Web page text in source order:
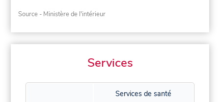
Source - Ministère de l'intérieur
Services
Services de santé